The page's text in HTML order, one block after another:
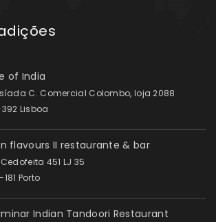
of India
C. Comercial Colombo, loja 2088
Lisboa
flavours II restaurante & bar
451 LJ 35
Porto
Indian Tandoori Restaurant